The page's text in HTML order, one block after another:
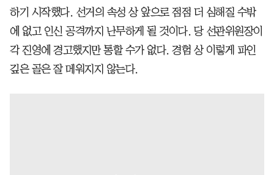
하기 시작했다. 선거의 속성 상 앞으로 점점 더 심해질 수밖
에 없고 인신 공격까지 난무하게 될 것이다. 당 선관위원장이
각 진영에 경고했지만 통할 수가 없다. 경험 상 이렇게 파인
깊은 골은 잘 메워지지 않는다.